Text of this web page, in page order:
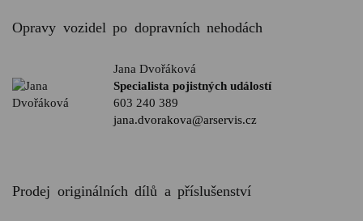
Opravy vozidel po dopravních nehodách
Jana Dvořáková
Specialista pojistných událostí
603 240 389
jana.dvorakova@arservis.cz
Prodej originálních dílů a příslušenství